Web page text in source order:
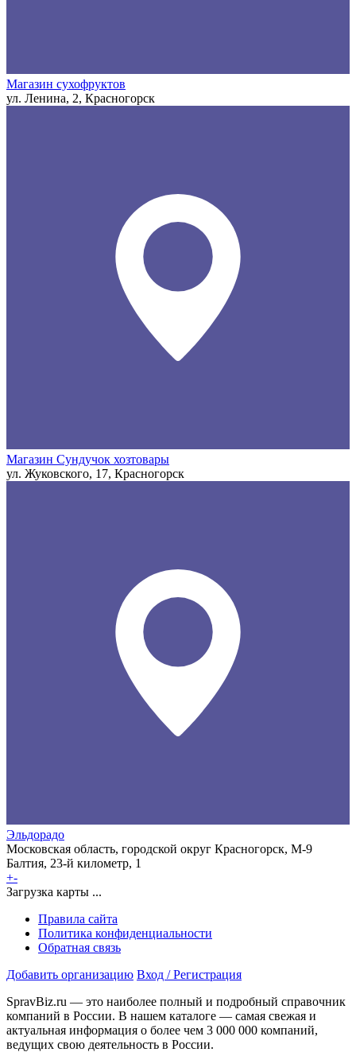
Магазин сухофруктов
ул. Ленина, 2, Красногорск
Магазин Сундучок хозтовары
ул. Жуковского, 17, Красногорск
Эльдорадо
Московская область, городской округ Красногорск, М-9
Балтия, 23-й километр, 1
+-
Загрузка карты ...
Правила сайта
Политика конфиденциальности
Обратная связь
Добавить организацию Вход / Регистрация
SpravBiz.ru — это наиболее полный и подробный справочник
компаний в России. В нашем каталоге — самая свежая и
актуальная информация о более чем 3 000 000 компаний,
ведущих свою деятельность в России.